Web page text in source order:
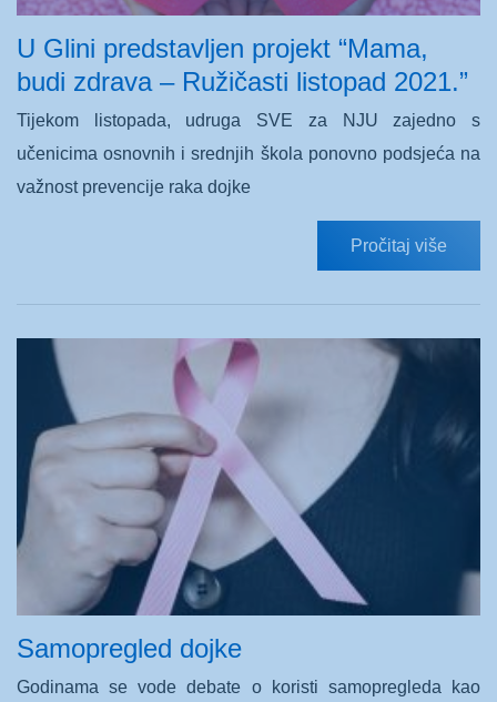
U Glini predstavljen projekt “Mama,
budi zdrava – Ružičasti listopad 2021.”
Tijekom listopada, udruga SVE za NJU zajedno s
učenicima osnovnih i srednjih škola ponovno podsjeća na
važnost prevencije raka dojke
Pročitaj više
Samopregled dojke
Godinama se vode debate o koristi samopregleda kao